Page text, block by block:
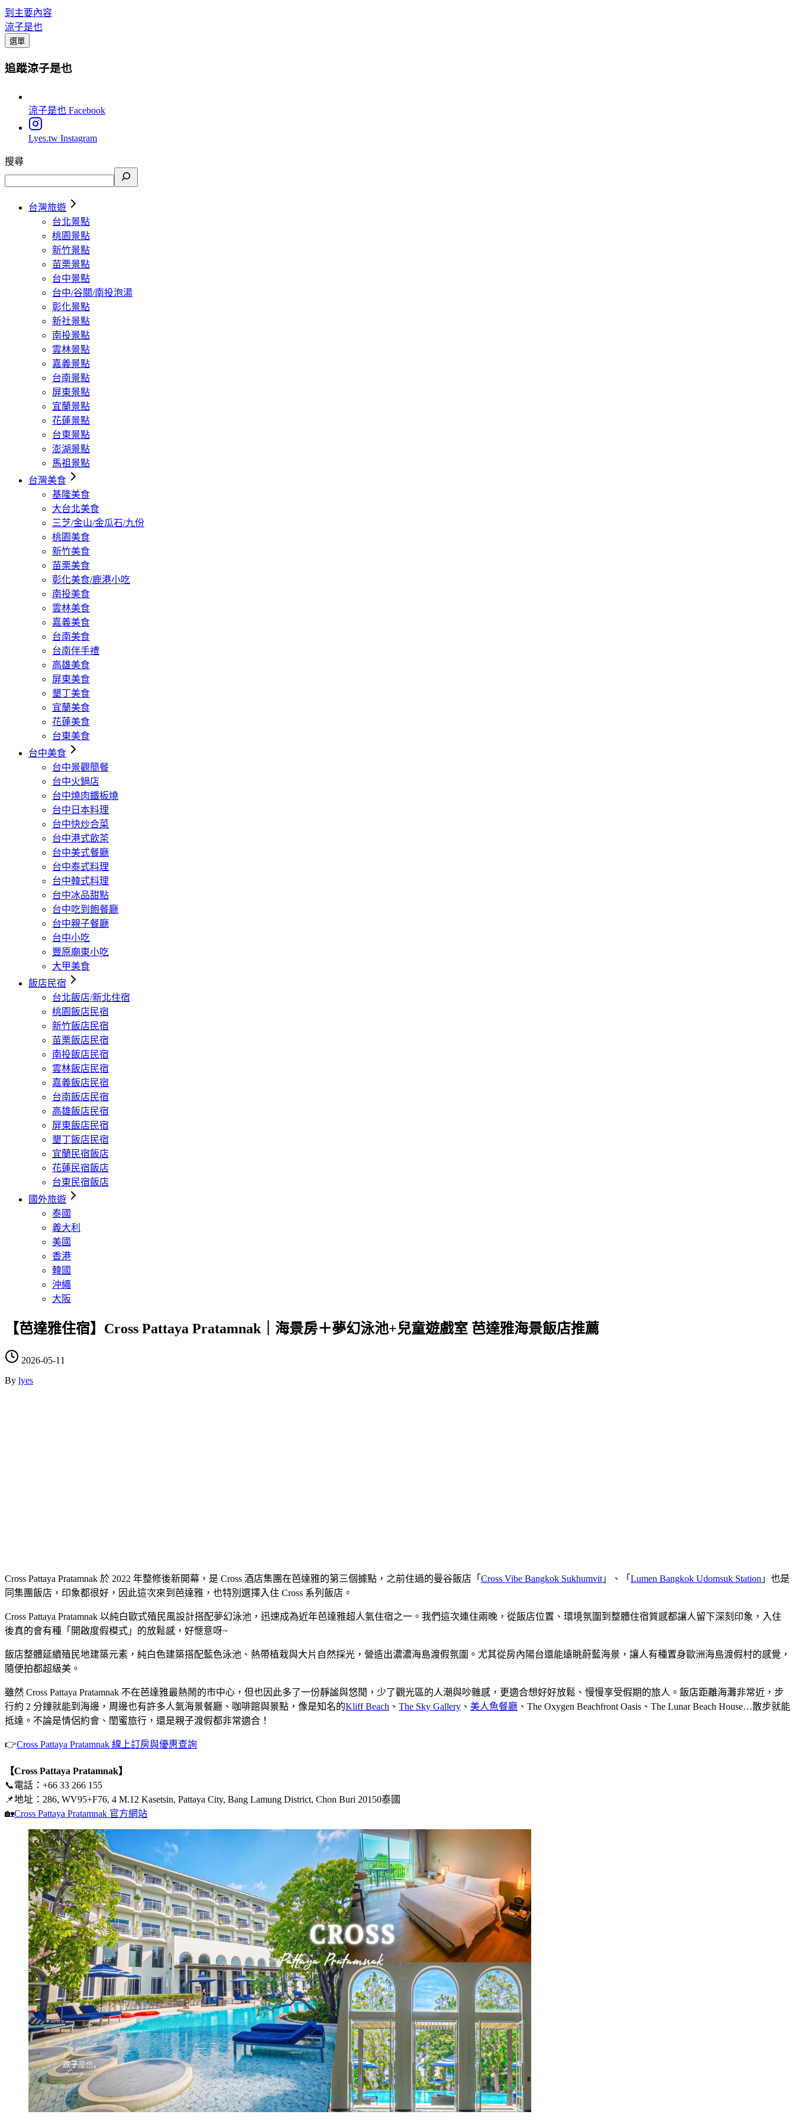
到主要內容
涼子是也
選單
追蹤涼子是也
涼子是也 Facebook
Lyes.tw Instagram
搜尋
台灣旅遊
台北景點
桃園景點
新竹景點
苗栗景點
台中景點
台中/谷關/南投泡湯
彰化景點
新社景點
南投景點
雲林景點
嘉義景點
台南景點
屏東景點
宜蘭景點
花蓮景點
台東景點
澎湖景點
馬祖景點
台灣美食
基隆美食
大台北美食
三芝/金山/金瓜石/九份
桃園美食
新竹美食
苗栗美食
彰化美食/鹿港小吃
南投美食
雲林美食
嘉義美食
台南美食
台南伴手禮
高雄美食
屏東美食
墾丁美食
宜蘭美食
花蓮美食
台東美食
台中美食
台中景觀簡餐
台中火鍋店
台中燒肉鐵板燒
台中日本料理
台中快炒合菜
台中港式飲茶
台中美式餐廳
台中泰式料理
台中韓式料理
台中冰品甜點
台中吃到飽餐廳
台中親子餐廳
台中小吃
豐原廟東小吃
大甲美食
飯店民宿
台北飯店/新北住宿
桃園飯店民宿
新竹飯店民宿
苗栗飯店民宿
南投飯店民宿
雲林飯店民宿
嘉義飯店民宿
台南飯店民宿
高雄飯店民宿
屏東飯店民宿
墾丁飯店民宿
宜蘭民宿飯店
花蓮民宿飯店
台東民宿飯店
國外旅遊
泰國
義大利
美國
香港
韓國
沖繩
大阪
【芭達雅住宿】Cross Pattaya Pratamnak｜海景房＋夢幻泳池+兒童遊戲室 芭達雅海景飯店推薦
2026-05-11
By lyes
Cross Pattaya Pratamnak 於 2022 年整修後新開幕，是 Cross 酒店集團在芭達雅的第三個據點，之前住過的曼谷飯店「 Cross Vibe Bangkok Sukhumvit 」、「 Lumen Bangkok Udomsuk Station 」也是
同集團飯店，印象都很好，因此這次來到芭達雅，也特別選擇入住 Cross 系列飯店。
Cross Pattaya Pratamnak 以純白歐式殖民風設計搭配夢幻泳池，迅速成為近年芭達雅超人氣住宿之一。我們這次連住兩晚，從飯店位置、環境氛圍到整體住宿質感都讓人留下深刻印象，入住
後真的會有種「開啟度假模式」的放鬆感，好愜意呀~
飯店整體延續殖民地建築元素，純白色建築搭配藍色泳池、熱帶植栽與大片自然採光，營造出濃濃海島渡假氛圍。尤其從房內陽台還能遠眺蔚藍海景，讓人有種置身歐洲海島渡假村的感覺，
隨便拍都超級美。
雖然 Cross Pattaya Pratamnak 不在芭達雅最熱鬧的市中心，但也因此多了一份靜謐與悠閒，少了觀光區的人潮與吵雜感，更適合想好好放鬆、慢慢享受假期的旅人。飯店距離海灘非常近，步
行約 2 分鐘就能到海邊，周邊也有許多人氣海景餐廳、咖啡館與景點，像是知名的Kliff Beach 、 The Sky Gallery 、 美人魚餐廳 、The Oxygen Beachfront Oasis、The Lunar Beach House…散步就能
抵達。不論是情侶約會、閨蜜旅行，還是親子渡假都非常適合！
👉Cross Pattaya Pratamnak 線上訂房與優惠查詢
【Cross Pattaya Pratamnak】
📞電話：+66 33 266 155
📌地址：286, WV95+F76, 4 M.12 Kasetsin, Pattaya City, Bang Lamung District, Chon Buri 20150泰國
🏡Cross Pattaya Pratamnak 官方網站